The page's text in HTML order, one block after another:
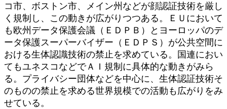
コ市、ボストン市、メイン州などが顔認証技術を厳し
く規制し、この動きが広がりつつある。ＥＵにおいて
も欧州データ保護会議（ＥＤＰＢ）とヨーロッパのデ
ータ保護スーパーバイザー（ＥＤＰＳ）が公共空間に
おける生体認識技術の禁止を求めている。国連におい
てもユネスコなどでＡＩ規制に具体的な動きがみら
る。プライバシー団体などを中心に、生体認証技術そ
のものの禁止を求める世界規模での活動も広がりをみ
せている。